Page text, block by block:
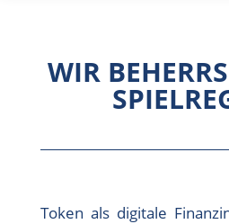
WIR
Token als digitale